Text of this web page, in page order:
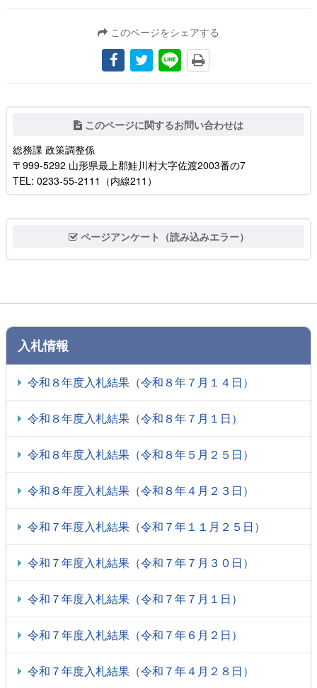
このページをシェアする
このページに関するお問い合わせは
総務課 政策調整係
〒999-5292 山形県最上郡鮭川村大字佐渡2003番の7
TEL: 0233-55-2111（内線211）
ページアンケート（読み込みエラー）
入札情報
令和８年度入札結果（令和８年７月１４日）
令和８年度入札結果（令和８年７月１日）
令和８年度入札結果（令和８年５月２５日）
令和８年度入札結果（令和８年４月２３日）
令和７年度入札結果（令和７年１１月２５日）
令和７年度入札結果（令和７年７月３０日）
令和７年度入札結果（令和７年７月１日）
令和７年度入札結果（令和７年６月２日）
令和７年度入札結果（令和７年４月２８日）